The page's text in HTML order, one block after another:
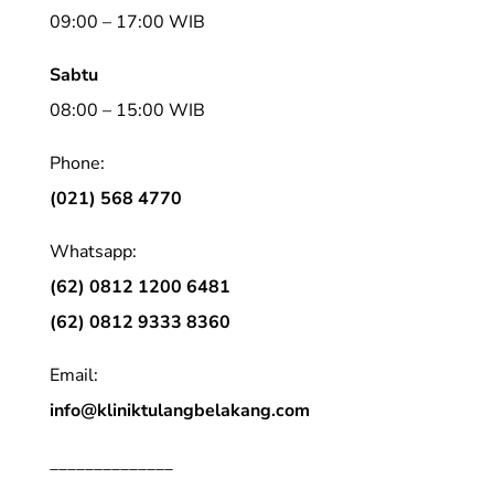
09:00 – 17:00 WIB
Sabtu
08:00 – 15:00 WIB
Phone:
(021) 568 4770
Whatsapp:
(62) 0812 1200 6481
(62) 0812 9333 8360
Email:
info@kliniktulangbelakang.com
______________